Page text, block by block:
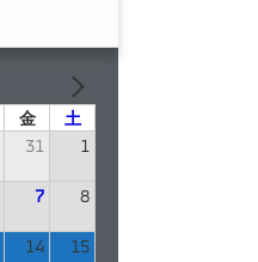
金
土
31 1
7 8
14 15